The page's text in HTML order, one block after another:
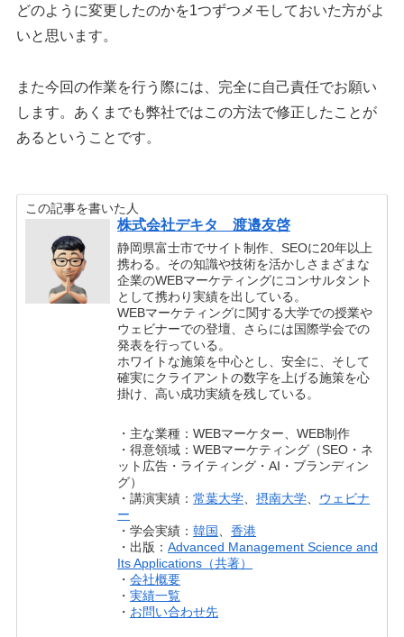
どのように変更したのかを1つずつメモしておいた方がよ
いと思います。
また今回の作業を行う際には、完全に自己責任でお願い
します。あくまでも弊社ではこの方法で修正したことが
あるということです。
この記事を書いた人
株式会社デキタ 渡邉友啓
静岡県富士市でサイト制作、SEOに20年以上
携わる。その知識や技術を活かしさまざまな
企業のWEBマーケティングにコンサルタント
として携わり実績を出している。
WEBマーケティングに関する大学での授業や
ウェビナーでの登壇、さらには国際学会での
発表を行っている。
ホワイトな施策を中心とし、安全に、そして
確実にクライアントの数字を上げる施策を心
掛け、高い成功実績を残している。
・主な業種：WEBマーケター、WEB制作
・得意領域：WEBマーケティング（SEO・ネ
ット広告・ライティング・AI・ブランディン
グ）
・講演実績：常葉大学、摂南大学、 ウェビナ
ー
・学会実績：韓国、香港
・出版：Advanced Management Science and
Its Applications（共著）
・会社概要
・実績一覧
・ お問い合わせ先